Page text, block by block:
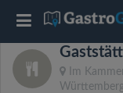
Im
T
o